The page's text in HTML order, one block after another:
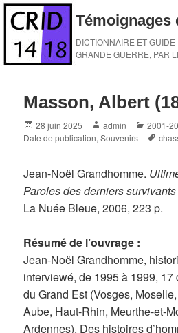
Skip
content
Témoignages
DICTIONNAIRE ET
GRANDE GUERRE, PAR
Masson, Albert
Posted
on
28 juin 2025 Author
admin 2001-
Date de publication,Souvenirs Tags
Jean-Noël Grandhomme.
Paroles des derniers
La Nuée Bleue, 2006, 223 p.
Résumé de l’ouvrage :
Jean-Noël Grandhomme,
interviewé, de 1995 à 1999,
du Grand Est (Vosges,
Aube, Haut-Rhin, Meurthe-et-
Ardennes). Des histoires